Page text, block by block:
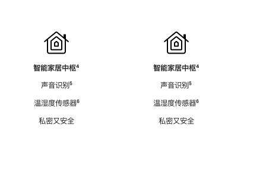
智能家居中枢脚
⁴
声音识别脚
⁵
温湿度传感器脚
⁶
私密又安全
智能家居中枢脚
⁴
声音识别脚
⁵
温湿度传感器脚
⁶
私密又安全